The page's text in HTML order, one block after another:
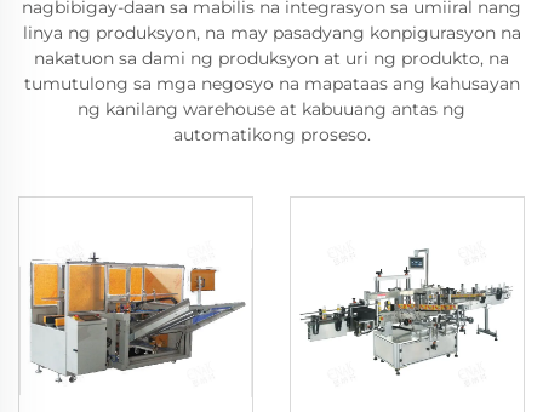
nagbibigay-daan sa mabilis na integrasyon sa umiiral nang
linya ng produksyon, na may pasadyang konpigurasyon na
nakatuon sa dami ng produksyon at uri ng produkto, na
tumutulong sa mga negosyo na mapataas ang kahusayan
ng kanilang warehouse at kabuuang antas ng
automatikong proseso.